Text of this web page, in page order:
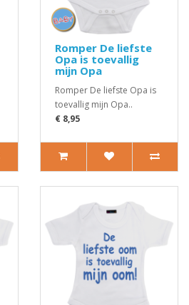
Romper De liefste
Opa is toevallig
mijn Opa
Romper De liefste Opa is
toevallig mijn Opa..
€ 8,95